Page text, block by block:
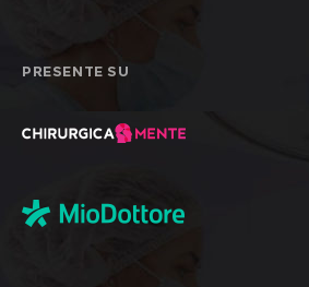
PRESENTE SU